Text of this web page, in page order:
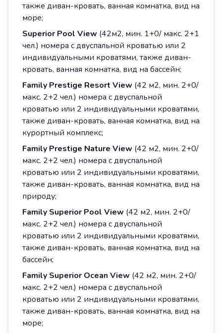
также диван-кровать, ванная комнатка, вид на
море;
Superior Pool View (42м2, мин. 1+0/ макс. 2+1
чел.) номера с двуспальной кроватью или 2
индивидуальными кроватями, также диван-
кровать, ванная комнатка, вид на бассейн;
Family Prestige Resort View (42 м2, мин. 2+0/
макс. 2+2 чел.) номера с двуспальной
кроватью или 2 индивидуальными кроватями,
также диван-кровать, ванная комнатка, вид на
курортный комплекс;
Family Prestige Nature View (42 м2, мин. 2+0/
макс. 2+2 чел.) номера с двуспальной
кроватью или 2 индивидуальными кроватями,
также диван-кровать, ванная комнатка, вид на
природу;
Family Superior Pool View (42 м2, мин. 2+0/
макс. 2+2 чел.) номера с двуспальной
кроватью или 2 индивидуальными кроватями,
также диван-кровать, ванная комнатка, вид на
бассейн;
Family Superior Ocean View (42 м2, мин. 2+0/
макс. 2+2 чел.) номера с двуспальной
кроватью или 2 индивидуальными кроватями,
также диван-кровать, ванная комнатка, вид на
море;